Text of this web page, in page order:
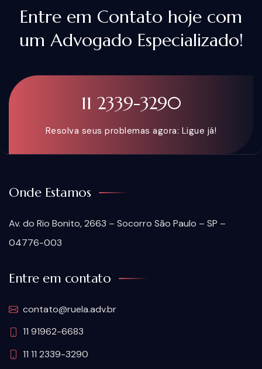
Entre em Contato hoje com
um Advogado Especializado!
11 2339-3290
Resolva seus problemas agora: Ligue já!
Onde Estamos
Av. do Rio Bonito, 2663 – Socorro São Paulo – SP –
04776-003
Entre em contato
contato@ruela.adv.br
11 91962-6683
11 11 2339-3290